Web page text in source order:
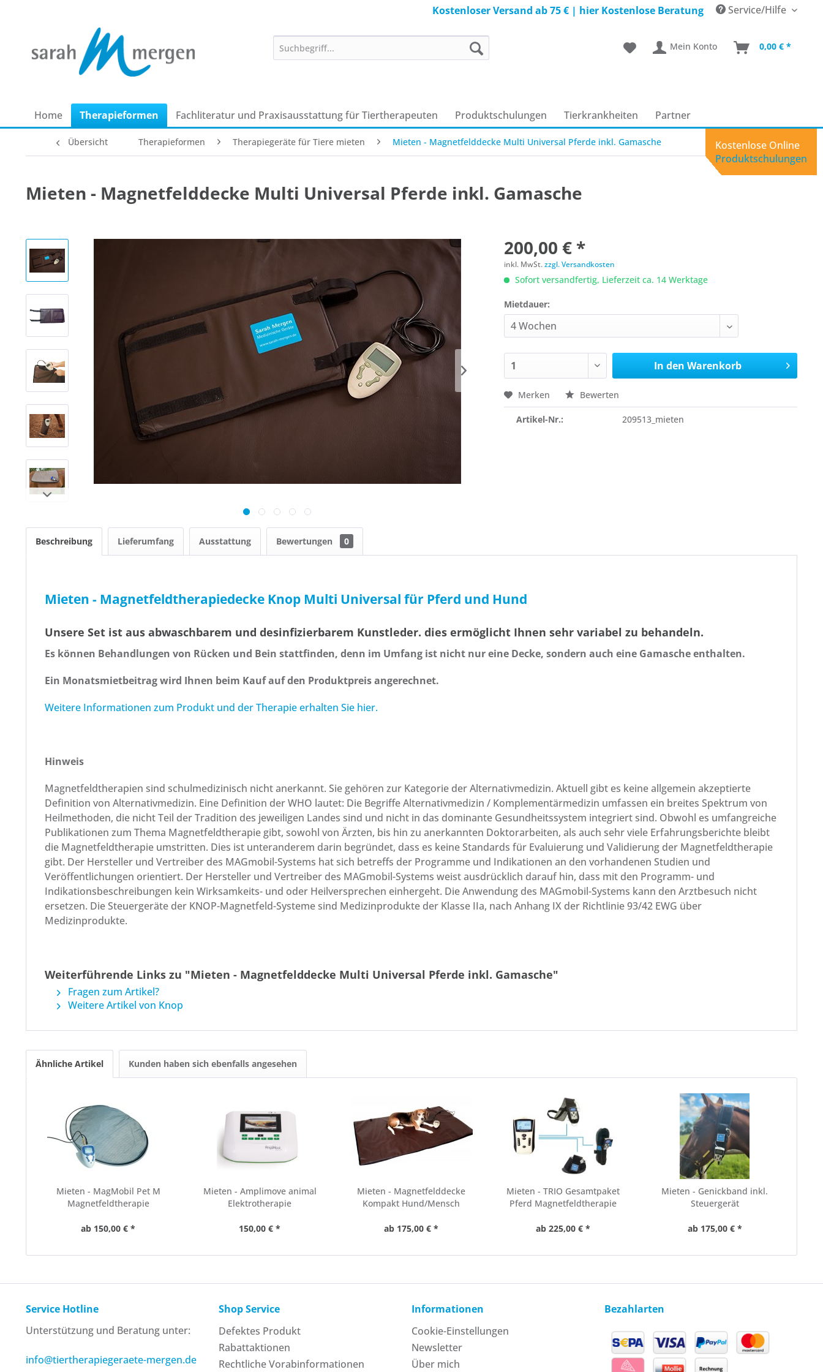
Service/Hilfe
Kostenloser Versand ab 75 € | hier Kostenlose Beratung
Mein Konto 0,00 € *
Home Therapie­formen Fachliteratur und Praxisausstattung für Tiertherapeuten Produkt­schulungen Tierkrankheiten Partner
Übersicht Therapie­formen Therapiegeräte für Tiere mieten Mieten - Magnetfelddecke Multi Universal Pferde inkl. Gamasche
Mieten - Magnetfelddecke Multi Universal Pferde inkl. Gamasche
200,00 € *
inkl. MwSt.zzgl. Versandkosten
Sofort versandfertig, Lieferzeit ca. 14 Werktage
Mietdauer:
In den Warenkorb
Merken Bewerten
Artikel-Nr.: 209513_mieten
Beschreibung Lieferumfang Ausstattung Bewertungen 0
Mieten - Magnetfeldtherapiedecke Knop Multi Universal für Pferd und Hund
Unsere Set ist aus abwaschbarem und desinfizierbarem Kunstleder. dies ermöglicht Ihnen sehr variabel zu behandeln.
Es können Behandlungen von Rücken und Bein stattfinden, denn im Umfang ist nicht nur eine Decke, sondern auch eine Gamasche enthalten.
Ein Monatsmietbeitrag wird Ihnen beim Kauf auf den Produktpreis angerechnet.
Weitere Informationen zum Produkt und der Therapie erhalten Sie hier.
Hinweis
Magnetfeldtherapien sind schulmedizinisch nicht anerkannt. Sie gehören zur Kategorie der Alternativmedizin. Aktuell gibt es keine allgemein akzeptierte
Definition von Alternativmedizin. Eine Definition der WHO lautet: Die Begriffe Alternativmedizin / Komplementärmedizin umfassen ein breites Spektrum von
Heilmethoden, die nicht Teil der Tradition des jeweiligen Landes sind und nicht in das dominante Gesundheitssystem integriert sind. Obwohl es umfangreiche
Publikationen zum Thema Magnetfeldtherapie gibt, sowohl von Ärzten, bis hin zu anerkannten Doktorarbeiten, als auch sehr viele Erfahrungsberichte bleibt
die Magnetfeldtherapie umstritten. Dies ist unteranderem darin begründet, dass es keine Standards für Evaluierung und Validierung der Magnetfeldtherapie
gibt. Der Hersteller und Vertreiber des MAGmobil-Systems hat sich betreffs der Programme und Indikationen an den vorhandenen Studien und
Veröffentlichungen orientiert. Der Hersteller und Vertreiber des MAGmobil-Systems weist ausdrücklich darauf hin, dass mit den Programm- und
Indikationsbeschreibungen kein Wirksamkeits- und oder Heilversprechen einhergeht. Die Anwendung des MAGmobil-Systems kann den Arztbesuch nicht
ersetzen. Die Steuergeräte der KNOP-Magnetfeld-Systeme sind Medizinprodukte der Klasse IIa, nach Anhang IX der Richtlinie 93/42 EWG über
Medizinprodukte.
Weiterführende Links zu "Mieten - Magnetfelddecke Multi Universal Pferde inkl. Gamasche"
Fragen zum Artikel?
Weitere Artikel von Knop
Ähnliche Artikel Kunden haben sich ebenfalls angesehen
Mieten - MagMobil Pet M
Magnetfeldtherapie
ab 150,00 € *
Mieten - Amplimove animal
Elektrotherapie
150,00 € *
Mieten - Magnetfelddecke
Kompakt Hund/Mensch
ab 175,00 € *
Mieten - TRIO Gesamtpaket
Pferd Magnetfeldtherapie
ab 225,00 € *
Mieten - Genickband inkl.
Steuergerät
ab 175,00 € *
Kostenlose Online
Produktschulungen
Service Hotline
Unterstützung und Beratung unter:
info@tiertherapiegeraete-mergen.de
Shop Service
Defektes Produkt
Rabattaktionen
Rechtliche Vorabinformationen
Informationen
Cookie-Einstellungen
Newsletter
Über mich
Bezahlarten